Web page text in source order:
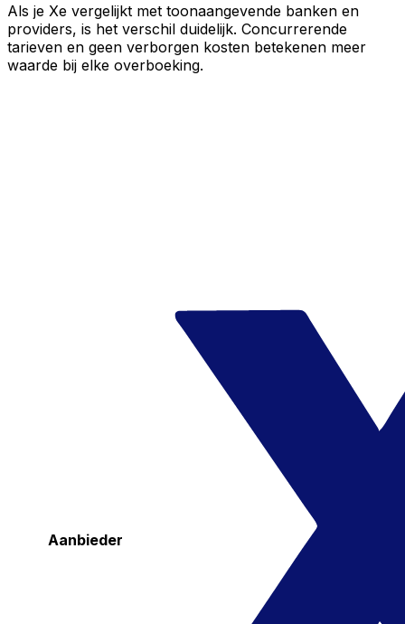
Als je Xe vergelijkt met toonaangevende banken en
providers, is het verschil duidelijk. Concurrerende
tarieven en geen verborgen kosten betekenen meer
waarde bij elke overboeking.
Aanbieder